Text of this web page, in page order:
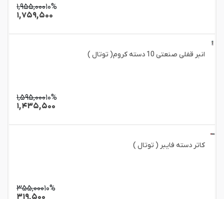
۱,۹۵۵,۰۰۰۱۰%
۱,۷۵۹,۵۰۰
انبر قفلی صنعتی 10 دسته کروم( توتال )
۱,۵۹۵,۰۰۰۱۰%
۱,۴۳۵,۵۰۰
کاتر دسته فایبر ( توتال )
۳۵۵,۰۰۰۱۰%
۳۱۹,۵۰۰